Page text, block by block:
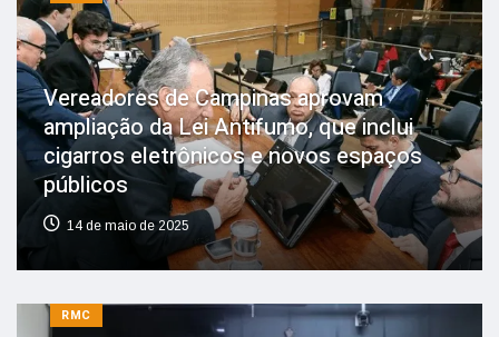
Vereadores de Campinas aprovam
ampliação da Lei Antifumo, que inclui
cigarros eletrônicos e novos espaços
públicos
14 de maio de 2025
RMC